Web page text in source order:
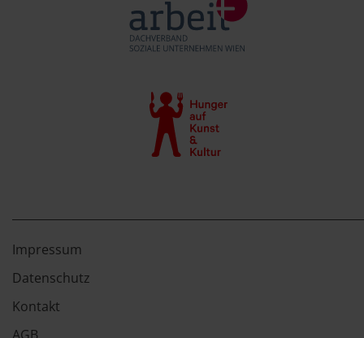
Impressum
Datenschutz
Kontakt
AGB